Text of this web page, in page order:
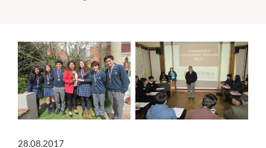
Alumni
English
28.08.2017